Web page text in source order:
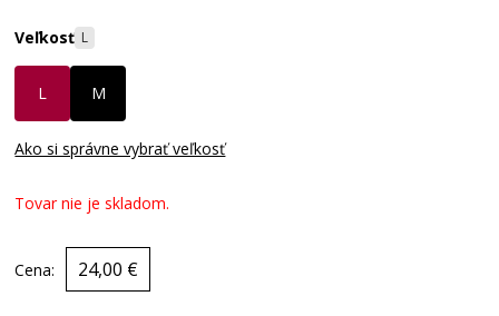
Veľkosť L
L M
Ako si správne vybrať veľkosť
Tovar nie je skladom.
Cena: 24,00 €